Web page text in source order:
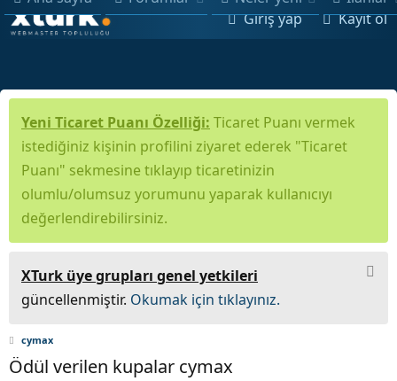
Giriş yap Kayıt ol
Yeni Ticaret Puanı Özelliği: Ticaret Puanı vermek
istediğiniz kişinin profilini ziyaret ederek "Ticaret
Puanı" sekmesine tıklayıp ticaretinizin
olumlu/olumsuz yorumunu yaparak kullanıcıyı
değerlendirebilirsiniz.
XTurk üye grupları genel yetkileri
güncellenmiştir. Okumak için tıklayınız.
cymax
Ödül verilen kupalar cymax